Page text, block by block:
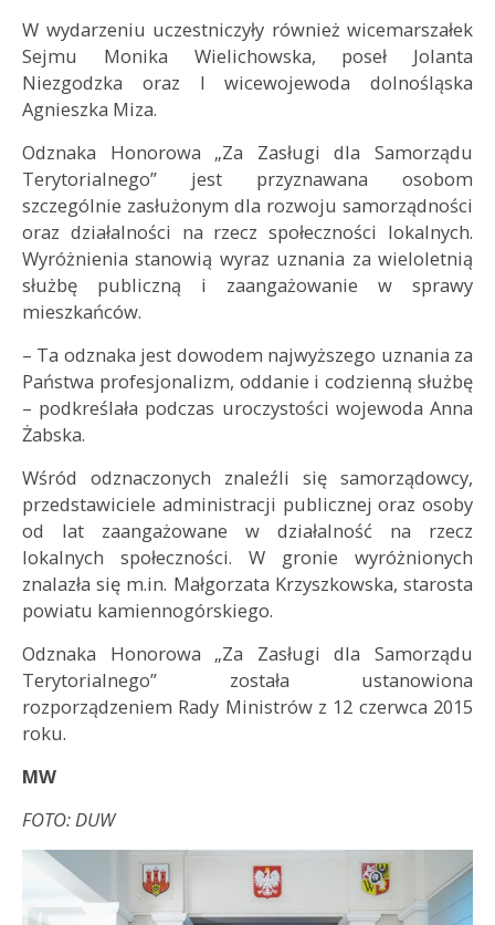
W wydarzeniu uczestniczyły również wicemarszałek
Sejmu Monika Wielichowska, poseł Jolanta
Niezgodzka oraz I wicewojewoda dolnośląska
Agnieszka Miza.
Odznaka Honorowa „Za Zasługi dla Samorządu
Terytorialnego” jest przyznawana osobom
szczególnie zasłużonym dla rozwoju samorządności
oraz działalności na rzecz społeczności lokalnych.
Wyróżnienia stanowią wyraz uznania za wieloletnią
służbę publiczną i zaangażowanie w sprawy
mieszkańców.
– Ta odznaka jest dowodem najwyższego uznania za
Państwa profesjonalizm, oddanie i codzienną służbę
– podkreślała podczas uroczystości wojewoda Anna
Żabska.
Wśród odznaczonych znaleźli się samorządowcy,
przedstawiciele administracji publicznej oraz osoby
od lat zaangażowane w działalność na rzecz
lokalnych społeczności. W gronie wyróżnionych
znalazła się m.in. Małgorzata Krzyszkowska, starosta
powiatu kamiennogórskiego.
Odznaka Honorowa „Za Zasługi dla Samorządu
Terytorialnego” została ustanowiona
rozporządzeniem Rady Ministrów z 12 czerwca 2015
roku.
MW
FOTO: DUW